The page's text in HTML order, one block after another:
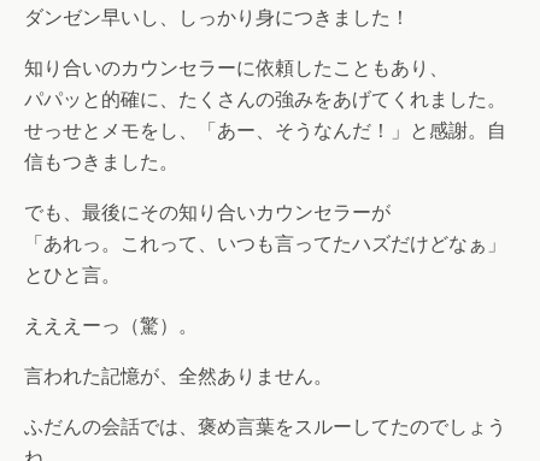
ダンゼン早いし、しっかり身につきました！
知り合いのカウンセラーに依頼したこともあり、
パパッと的確に、たくさんの強みをあげてくれました。
せっせとメモをし、「あー、そうなんだ！」と感謝。自
信もつきました。
でも、最後にその知り合いカウンセラーが
「あれっ。これって、いつも言ってたハズだけどなぁ」
とひと言。
えええーっ（驚）。
言われた記憶が、全然ありません。
ふだんの会話では、褒め言葉をスルーしてたのでしょう